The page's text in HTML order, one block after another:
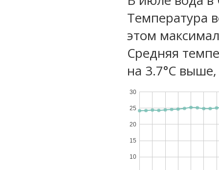
Температура
этом
Средняя
на 3.7°C
10
15
20
25
30